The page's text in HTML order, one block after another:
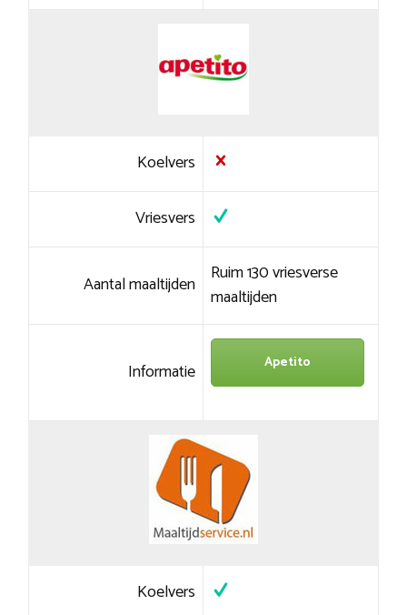
Koelvers
Vriesvers
Aantal maaltijden Ruim 130 vriesverse
maaltijden
Informatie Apetito
Koelvers